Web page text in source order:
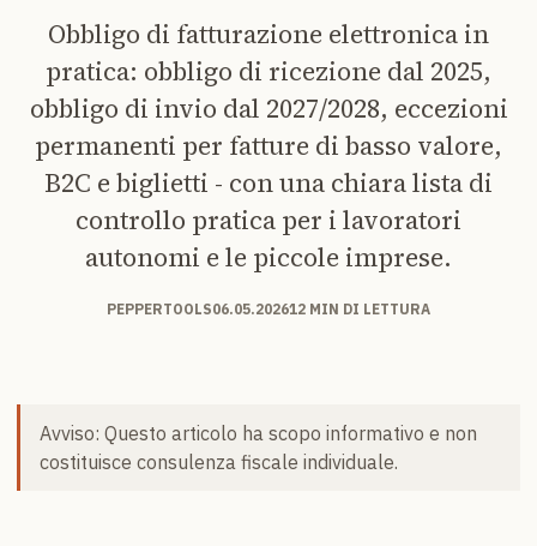
Obbligo di fatturazione elettronica in
pratica: obbligo di ricezione dal 2025,
obbligo di invio dal 2027/2028, eccezioni
permanenti per fatture di basso valore,
B2C e biglietti - con una chiara lista di
controllo pratica per i lavoratori
autonomi e le piccole imprese.
PEPPERTOOLS06.05.202612 MIN DI LETTURA
Avviso: Questo articolo ha scopo informativo e non
costituisce consulenza fiscale individuale.